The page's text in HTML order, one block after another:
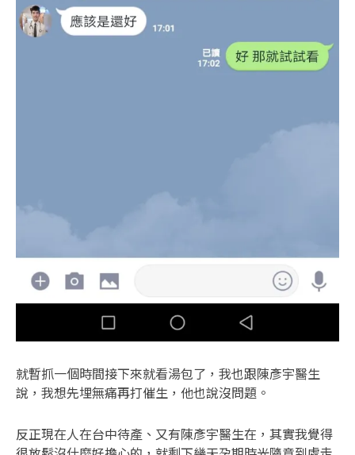
就暫抓一個時間接下來就看湯包了，我也跟陳彥宇醫生
說，我想先埋無痛再打催生，他也說沒問題。
反正現在人在台中待產、又有陳彥宇醫生在，其實我覺得